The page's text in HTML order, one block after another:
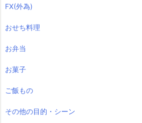
FX(外為)
おせち料理
お弁当
お菓子
ご飯もの
その他の目的・シーン